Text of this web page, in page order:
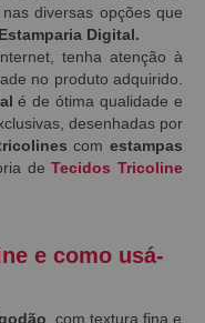
diversas opções que
Estamparia Digital.
tenha atenção à
no produto adquirido.
é de ótima qualidade e
desenhadas por
comestampas
deTecidos Tricoline
e como usá-
, com textura fina e